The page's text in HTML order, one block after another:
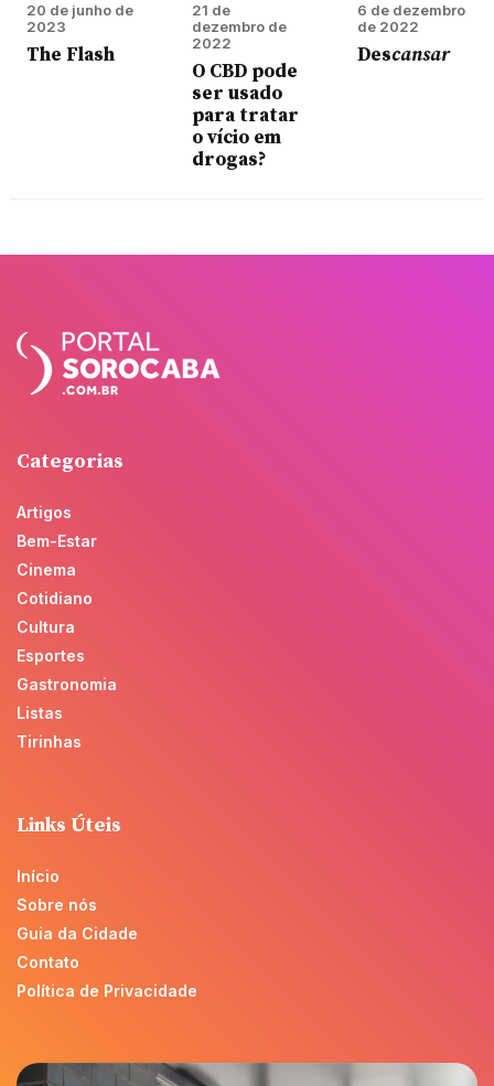
20 de junho de
2023
The Flash
21 de
dezembro de
2022
O CBD pode
ser usado
para tratar
o vício em
drogas?
6 de dezembro
de 2022
Descansar
Categorias
Artigos
Bem-Estar
Cinema
Cotidiano
Cultura
Esportes
Gastronomia
Listas
Tirinhas
Links Úteis
Início
Sobre nós
Guia da Cidade
Contato
Política de Privacidade